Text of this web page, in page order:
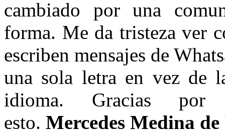
cambiado por una
forma. Me da tristeza ver
escriben mensajes de
una sola letra en vez de
idioma. Gracias por
esto. Mercedes Medina